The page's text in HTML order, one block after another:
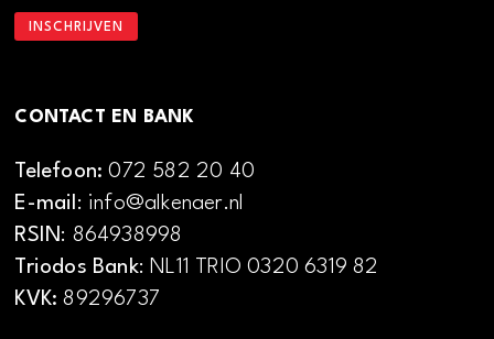
CONTACT EN BANK
Telefoon:072 582 20 40
E-mail: info@alkenaer.nl
RSIN: 864938998
Triodos Bank: NL11 TRIO 0320 6319 82
KVK: 89296737